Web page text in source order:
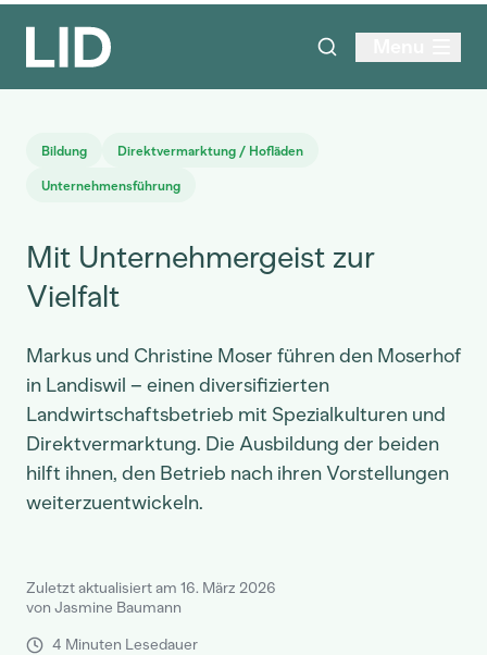
Bildung Direktvermarktung / Hofläden
Unternehmensführung
Mit Unternehmergeist zur
Vielfalt
Markus und Christine Moser führen den Moserhof
in Landiswil – einen diversifizierten
Landwirtschaftsbetrieb mit Spezialkulturen und
Direktvermarktung. Die Ausbildung der beiden
hilft ihnen, den Betrieb nach ihren Vorstellungen
weiterzuentwickeln.
Zuletzt aktualisiert am 16. März 2026
von Jasmine Baumann
4 Minuten Lesedauer